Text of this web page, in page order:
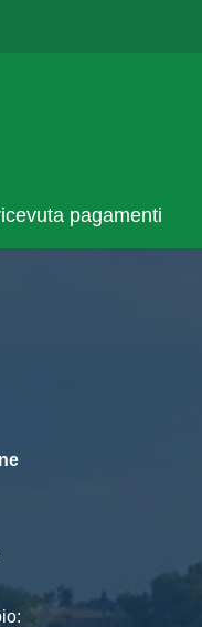
pagamenti